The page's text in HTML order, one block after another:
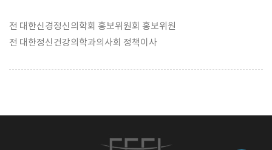
전 대한신경정신의학회 홍보위원회 홍보위원
전 대한정신건강의학과의사회 정책이사